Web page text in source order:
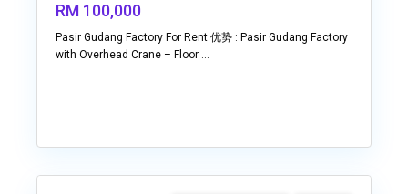
RM 100,000
Pasir Gudang Factory For Rent 优势 : Pasir Gudang Factory
with Overhead Crane – Floor ...